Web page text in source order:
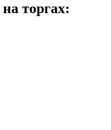
торгах: